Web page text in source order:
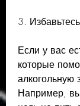
3.
Если у вас
которые
алкогольную
Например,